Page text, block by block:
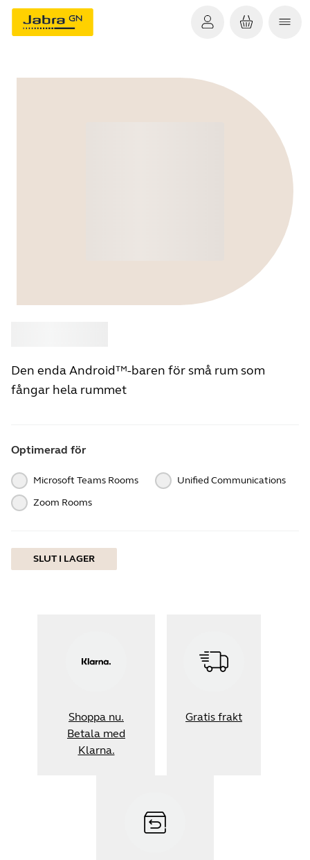
Den enda Android™-baren för små rum som
fångar hela rummet
Optimerad för
Microsoft Teams Rooms
Unified Communications
Zoom Rooms
SLUT I LAGER
Shoppa nu.
Betala med
Klarna.
Gratis frakt